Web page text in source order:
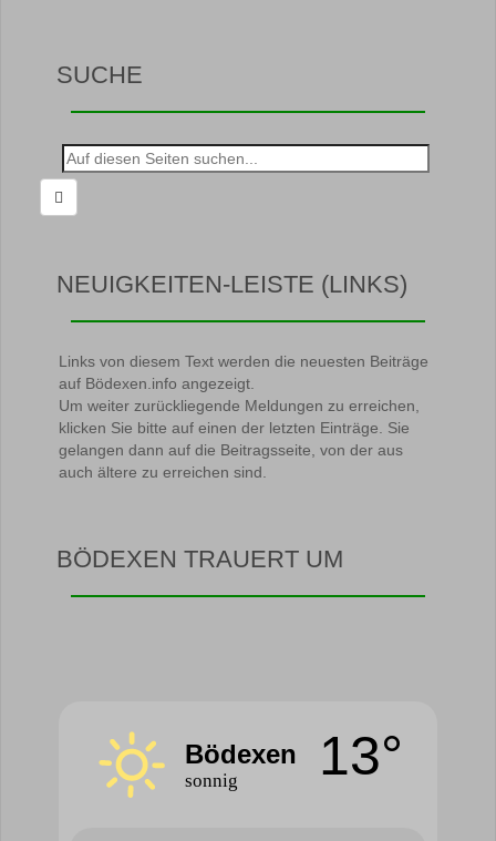
SUCHE
Suche
nach:
NEUIGKEITEN-LEISTE (LINKS)
Links von diesem Text werden die neuesten Beiträge
auf Bödexen.info angezeigt.
Um weiter zurückliegende Meldungen zu erreichen,
klicken Sie bitte auf einen der letzten Einträge. Sie
gelangen dann auf die Beitragsseite, von der aus
auch ältere zu erreichen sind.
BÖDEXEN TRAUERT UM
Bödexen
sonnig 13°